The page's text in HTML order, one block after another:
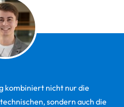
kombiniert nicht nur die
sondern auch die